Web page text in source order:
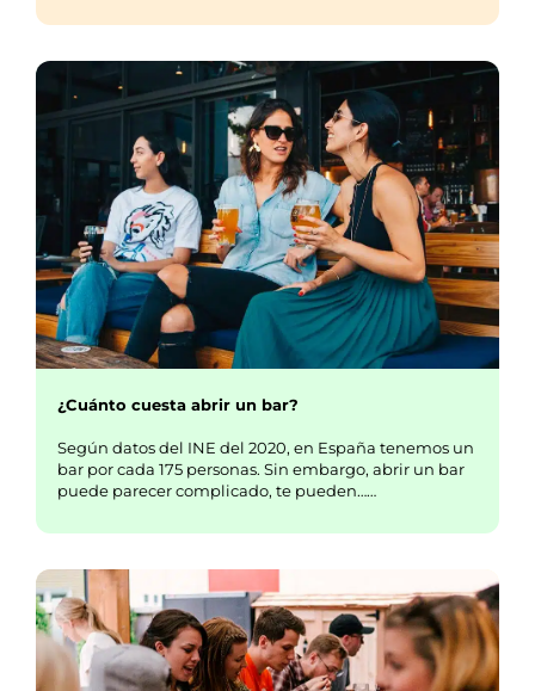
¿Cuánto cuesta abrir un bar?
Según datos del INE del 2020, en España tenemos un
bar por cada 175 personas. Sin embargo, abrir un bar
puede parecer complicado, te pueden……